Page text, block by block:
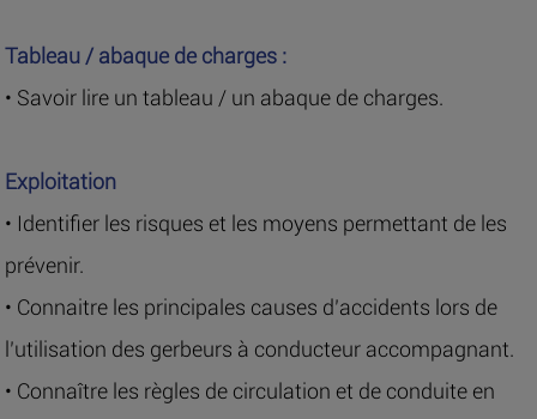
Tableau / abaque de charges :
• Savoir lire un tableau / un abaque de charges.
Exploitation
• Identifier les risques et les moyens permettant de les
prévenir.
• Connaitre les principales causes d’accidents lors de
l’utilisation des gerbeurs à conducteur accompagnant.
• Connaître les règles de circulation et de conduite en